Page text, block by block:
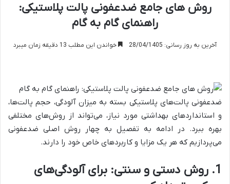
روش های جامع ضدعفونی پالت پلاستیکی:
راهنمای گام به گام
آخرین به روز رسانی: 28/04/1405 خواندن این مطلب 13 دقیقه زمان میبرد
ضدعفونی پالت‌های پلاستیکی بسته به میزان آلودگی، حجم پالت‌ها،
و استانداردهای بهداشتی مورد نیاز، می‌تواند از روش‌های مختلفی
بهره ببرد. در ادامه به تفصیل به چهار روش اصلی ضدعفونی
می‌پردازیم که هر یک مزایا و کاربردهای خاص خود را دارند.
1. روش دستی و سنتی: برای آلودگی‌های